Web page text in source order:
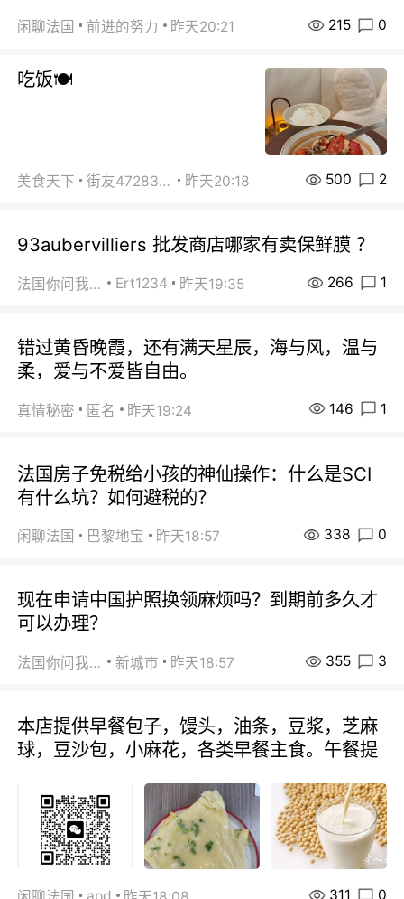
闲聊法国 前进的努力 昨天20:21 215 0
吃饭🍽️
美食天下 街友472838572 昨天20:18 500 2
93aubervilliers 批发商店哪家有卖保鲜膜 ？
法国你问我答 Ert1234 昨天19:35 266 1
错过黄昏晚霞，还有满天星辰，海与风，温与
柔，爱与不爱皆自由。
真情秘密 匿名 昨天19:24 146 1
法国房子免税给小孩的神仙操作：什么是SCI
有什么坑？如何避税的？
闲聊法国 巴黎地宝 昨天18:57 338 0
现在申请中国护照换领麻烦吗？到期前多久才
可以办理？
法国你问我答 新城市 昨天18:57 355 3
本店提供早餐包子，馒头，油条，豆浆，芝麻
球，豆沙包，小麻花，各类早餐主食。午餐提
apd 311 0